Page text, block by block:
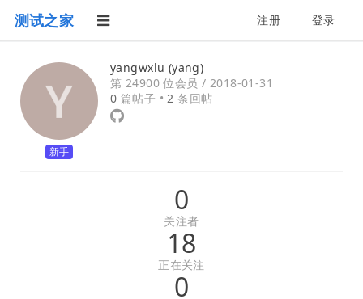
测试之家 注册 登录
新手
yangwxlu (yang)
第 24900 位会员 / 2018-01-31
0 篇帖子 •2 条回帖
0
关注者
18
正在关注
0